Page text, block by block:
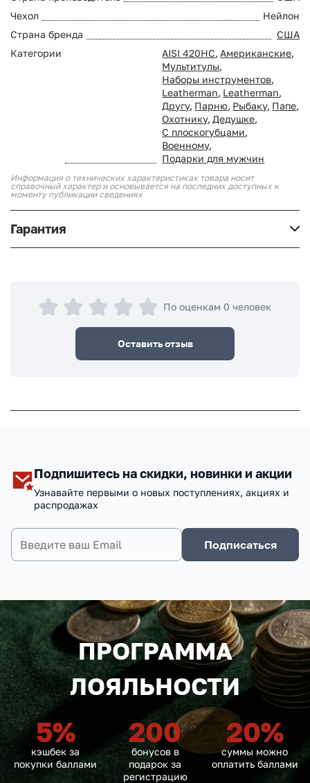
Чехол
Нейлон
Страна бренда
США
Категории
AISI 420HC, Американские,
Мультитулы,
Наборы инструментов,
Leatherman, Leatherman,
Другу, Парню, Рыбаку, Папе,
Охотнику, Дедушке,
С плоскогубцами,
Военному,
Подарки для мужчин
Информация о технических характеристиках товара носит
справочный характер и основывается на последних доступных к
моменту публикации сведениях
Гарантия
По оценкам 0 человек
Оставить отзыв
Подпишитесь на скидки, новинки и акции
Узнавайте первыми о новых поступлениях, акциях и
распродажах
Подписаться
ПРОГРАММА
ЛОЯЛЬНОСТИ
5%
кэшбек за
покупки баллами
200
бонусов в
подарок за
регистрацию
20%
суммы можно
оплатить баллами